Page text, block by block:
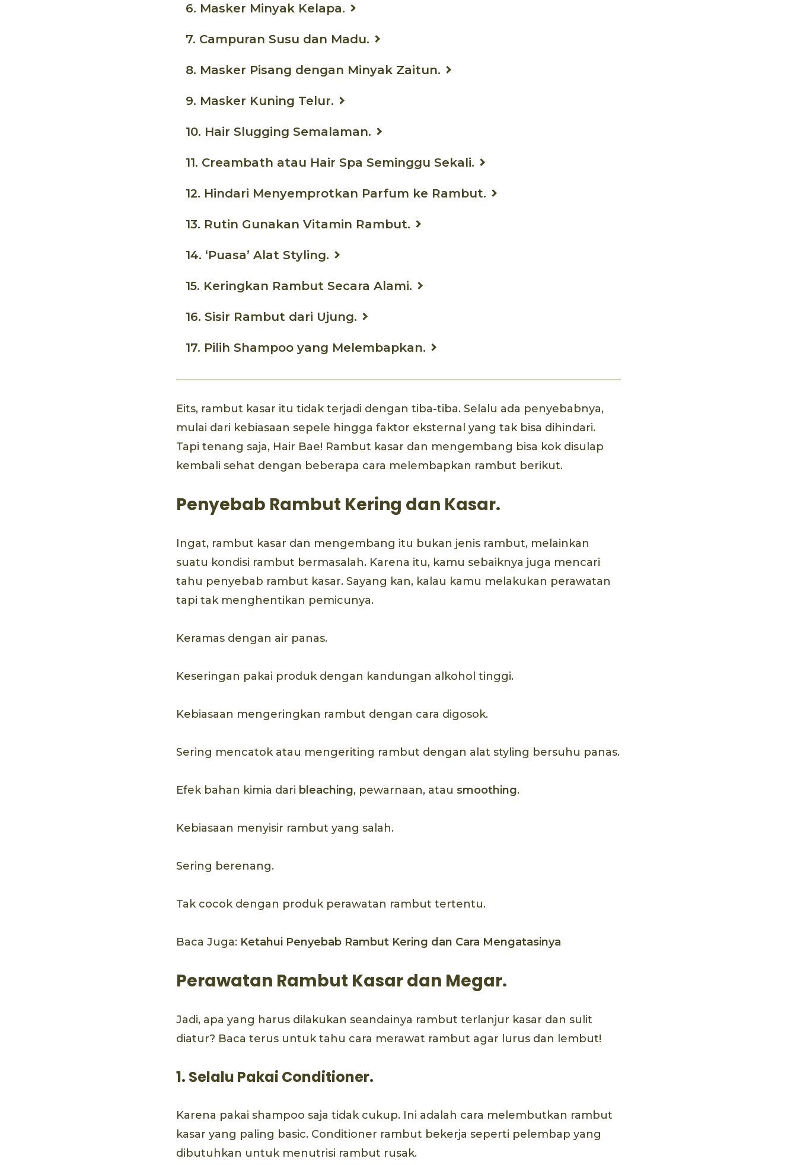
6. Masker Minyak Kelapa.
7. Campuran Susu dan Madu.
8. Masker Pisang dengan Minyak Zaitun.
9. Masker Kuning Telur.
10. Hair Slugging Semalaman.
11. Creambath atau Hair Spa Seminggu Sekali.
12. Hindari Menyemprotkan Parfum ke Rambut.
13. Rutin Gunakan Vitamin Rambut.
14. ‘Puasa’ Alat Styling.
15. Keringkan Rambut Secara Alami.
16. Sisir Rambut dari Ujung.
17. Pilih Shampoo yang Melembapkan.
Eits, rambut kasar itu tidak terjadi dengan tiba-tiba. Selalu ada penyebabnya,
mulai dari kebiasaan sepele hingga faktor eksternal yang tak bisa dihindari.
Tapi tenang saja, Hair Bae! Rambut kasar dan mengembang bisa kok disulap
kembali sehat dengan beberapa cara melembapkan rambut berikut.
Penyebab Rambut Kering dan Kasar.
Ingat, rambut kasar dan mengembang itu bukan jenis rambut, melainkan
suatu kondisi rambut bermasalah. Karena itu, kamu sebaiknya juga mencari
tahu penyebab rambut kasar. Sayang kan, kalau kamu melakukan perawatan
tapi tak menghentikan pemicunya.
Keramas dengan air panas.
Keseringan pakai produk dengan kandungan alkohol tinggi.
Kebiasaan mengeringkan rambut dengan cara digosok.
Sering mencatok atau mengeriting rambut dengan alat styling bersuhu panas.
Efek bahan kimia dari bleaching, pewarnaan, atau smoothing.
Kebiasaan menyisir rambut yang salah.
Sering berenang.
Tak cocok dengan produk perawatan rambut tertentu.
Baca Juga: Ketahui Penyebab Rambut Kering dan Cara Mengatasinya
Perawatan Rambut Kasar dan Megar.
Jadi, apa yang harus dilakukan seandainya rambut terlanjur kasar dan sulit
diatur? Baca terus untuk tahu cara merawat rambut agar lurus dan lembut!
1. Selalu Pakai Conditioner.
Karena pakai shampoo saja tidak cukup. Ini adalah cara melembutkan rambut
kasar yang paling basic. Conditioner rambut bekerja seperti pelembap yang
dibutuhkan untuk menutrisi rambut rusak.